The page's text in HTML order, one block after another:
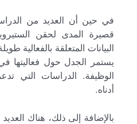
في حين أن العديد من
قصيرة المدى لحقن
البيانات المتعلقة بالفعالية
يستمر الجدل حول فعاليتها
الوظيفة. الدراسات التي
أدناه.
بالإضافة إلى ذلك، هناك